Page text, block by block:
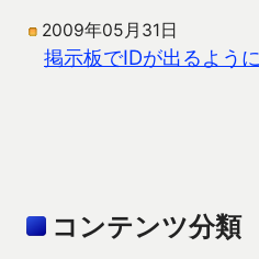
2009年05月31日
掲示板でIDが出るよう
コンテンツ分類